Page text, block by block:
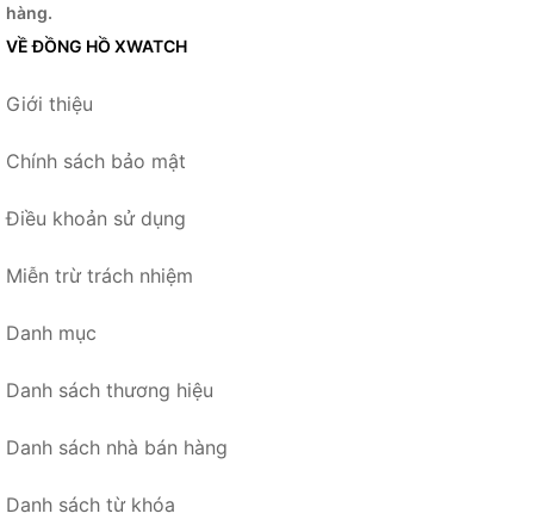
hàng.
VỀ ĐỒNG HỒ XWATCH
Giới thiệu
Chính sách bảo mật
Điều khoản sử dụng
Miễn trừ trách nhiệm
Danh mục
Danh sách thương hiệu
Danh sách nhà bán hàng
Danh sách từ khóa